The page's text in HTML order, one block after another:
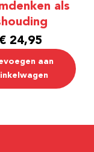
als
24,95
aan